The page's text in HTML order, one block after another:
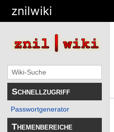
znilwiki
Schnellzugriff
Passwortgenerator
Themenbereiche